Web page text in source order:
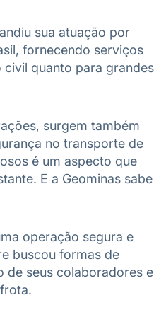
sua atuação por
fornecendo serviços
quanto para grandes
surgem também
no transporte de
é um aspecto que
E a Geominas sabe
operação segura e
buscou formas de
de seus colaboradores e